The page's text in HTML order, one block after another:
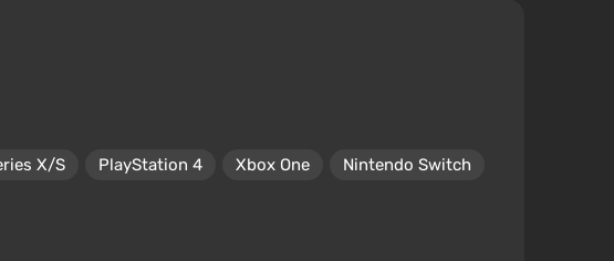
X/S PlayStation 4 Xbox One
Nintendo Switch